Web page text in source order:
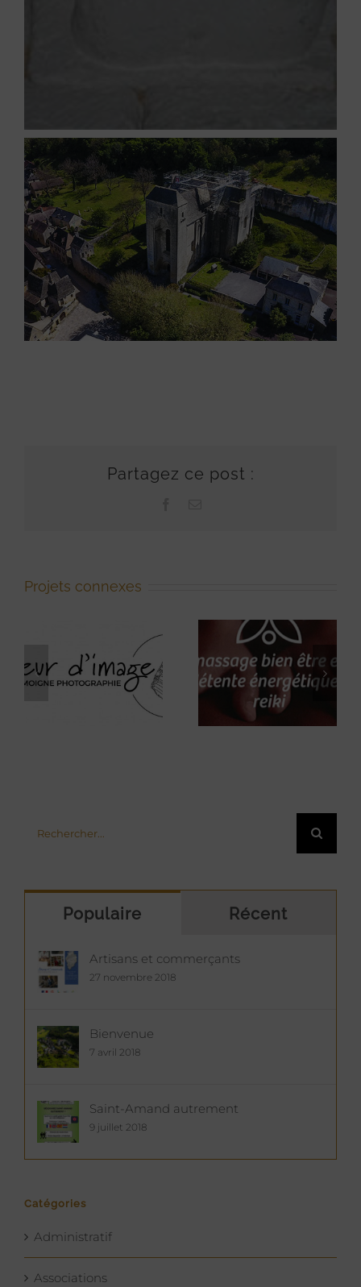
Partagez ce post :
Projets connexes
Massage
bien-être, et
détente
énergétique,
Au Petit
Bazar
Populaire Récent
Artisans et commerçants
27 novembre 2018
Bienvenue
7 avril 2018
Saint-Amand autrement
9 juillet 2018
Catégories
Administratif
Associations